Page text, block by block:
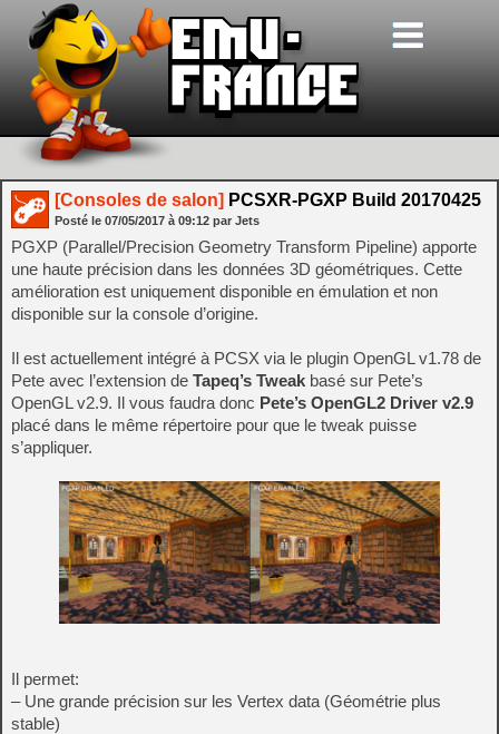
[Consoles de salon] PCSXR-PGXP Build 20170425
Posté le 07/05/2017 à 09:12 par Jets
PGXP (Parallel/Precision Geometry Transform Pipeline) apporte
une haute précision dans les données 3D géométriques. Cette
amélioration est uniquement disponible en émulation et non
disponible sur la console d’origine.
Il est actuellement intégré à PCSX via le plugin OpenGL v1.78 de
Pete avec l’extension de Tapeq’s Tweak basé sur Pete’s
OpenGL v2.9. Il vous faudra donc Pete’s OpenGL2 Driver v2.9
placé dans le même répertoire pour que le tweak puisse
s’appliquer.
Il permet:
– Une grande précision sur les Vertex data (Géométrie plus
stable)